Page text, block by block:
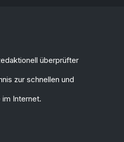
überprüfter
zur schnellen und
Internet.